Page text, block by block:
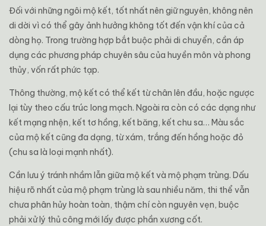
Đối với những ngôi mộ kết, tốt nhất nên giữ nguyên, không nên
di dời vì có thể gây ảnh hưởng không tốt đến vận khí của cả
dòng họ. Trong trường hợp bắt buộc phải di chuyển, cần áp
dụng các phương pháp chuyên sâu của huyền môn và phong
thủy, vốn rất phức tạp.
Thông thường, mộ kết có thể kết từ chân lên đầu, hoặc ngược
lại tùy theo cấu trúc long mạch. Ngoài ra còn có các dạng như
kết mạng nhện, kết tơ hồng, kết băng, kết chu sa… Màu sắc
của mộ kết cũng đa dạng, từ xám, trắng đến hồng hoặc đỏ
(chu sa là loại mạnh nhất).
Cần lưu ý tránh nhầm lẫn giữa mộ kết và mộ phạm trùng. Dấu
hiệu rõ nhất của mộ phạm trùng là sau nhiều năm, thi thể vẫn
chưa phân hủy hoàn toàn, thậm chí còn nguyên vẹn, buộc
phải xử lý thủ công mới lấy được phần xương cốt.